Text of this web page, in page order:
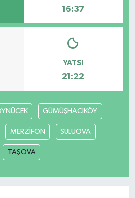
16:37
YATSI
21:22
GÜMÜŞHACIKÖY
MERZİFON SULUOVA
TAŞOVA